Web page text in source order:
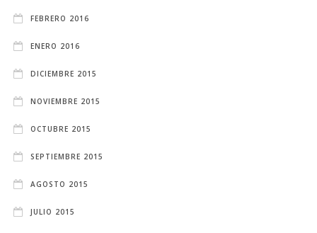
FEBRERO 2016
ENERO 2016
DICIEMBRE 2015
NOVIEMBRE 2015
OCTUBRE 2015
SEPTIEMBRE 2015
AGOSTO 2015
JULIO 2015